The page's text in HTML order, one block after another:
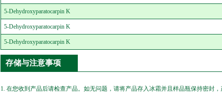
5-Dehydroxyparatocarpin K
5-Dehydroxyparatocarpin K
5-Dehydroxyparatocarpin K
存储与注意事项
1. 在您收到产品后请检查产品。如无问题，请将产品存入冰霜并且样品瓶保持密封